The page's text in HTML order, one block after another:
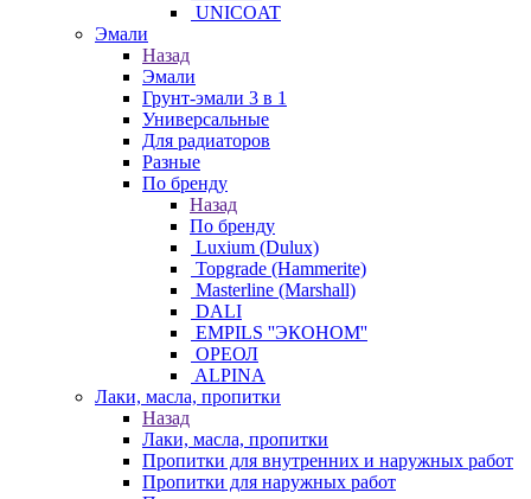
UNICOAT
Эмали
Назад
Эмали
Грунт-эмали 3 в 1
Универсальные
Для радиаторов
Разные
По бренду
Назад
По бренду
Luxium (Dulux)
Topgrade (Hammerite)
Masterline (Marshall)
DALI
EMPILS ''ЭКОНОМ''
ОРЕОЛ
ALPINA
Лаки, масла, пропитки
Назад
Лаки, масла, пропитки
Пропитки для внутренних и наружных работ
Пропитки для наружных работ